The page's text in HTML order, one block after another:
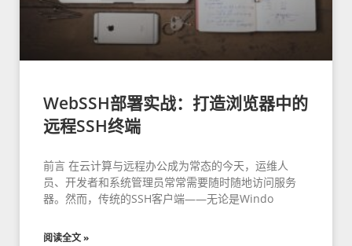
WebSSH部署实战：打造浏览器中的
远程SSH终端
前言 在云计算与远程办公成为常态的今天，运维人
员、开发者和系统管理员常常需要随时随地访问服务
器。然而，传统的SSH客户端——无论是Windo
阅读全文 »